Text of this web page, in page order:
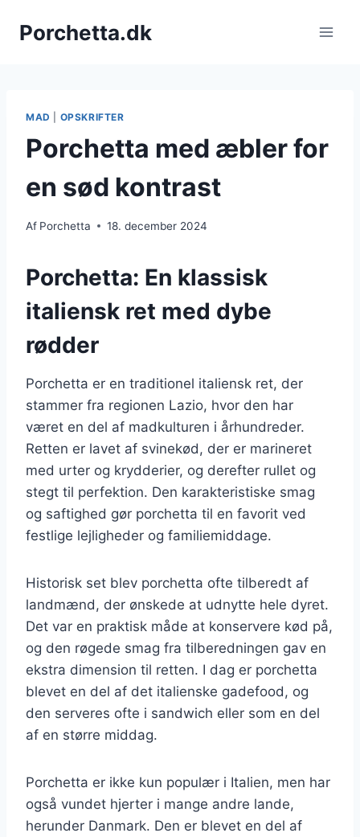
Porchetta.dk
MAD OPSKRIFTER
Porchetta med æbler for
en sød kontrast
Af Porchetta 18. december 2024
Porchetta: En klassisk
italiensk ret med dybe
rødder
Porchetta er en traditionel italiensk ret, der
stammer fra regionen Lazio, hvor den har
været en del af madkulturen i århundreder.
Retten er lavet af svinekød, der er marineret
med urter og krydderier, og derefter rullet og
stegt til perfektion. Den karakteristiske smag
og saftighed gør porchetta til en favorit ved
festlige lejligheder og familiemiddage.
Historisk set blev porchetta ofte tilberedt af
landmænd, der ønskede at udnytte hele dyret.
Det var en praktisk måde at konservere kød på,
og den røgede smag fra tilberedningen gav en
ekstra dimension til retten. I dag er porchetta
blevet en del af det italienske gadefood, og
den serveres ofte i sandwich eller som en del
af en større middag.
Porchetta er ikke kun populær i Italien, men har
også vundet hjerter i mange andre lande,
herunder Danmark. Den er blevet en del af